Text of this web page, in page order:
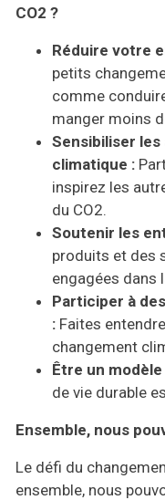
CO2 ?
Réduire votre
petits
comme
manger moins
Sensibiliser
climatique :
inspirez les
du CO2.
Soutenir les
produits et des
engagées dans
Participer à
: Faites
changement
Être un modèle
de vie durable
Ensemble, nous
Le défi du
ensemble, nous